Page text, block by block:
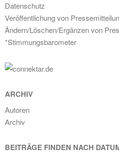
Datenschutz
Veröffentlichung von
Ändern/Löschen/Ergänzen von
*Stimmungsbarometer
ARCHIV
Autoren
Archiv
BEITRÄGE FINDEN NACH